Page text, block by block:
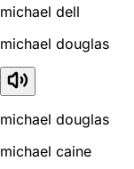
michael dell
michael douglas
michael douglas
michael caine